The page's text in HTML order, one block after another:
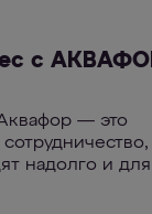
с
— это
надолго и